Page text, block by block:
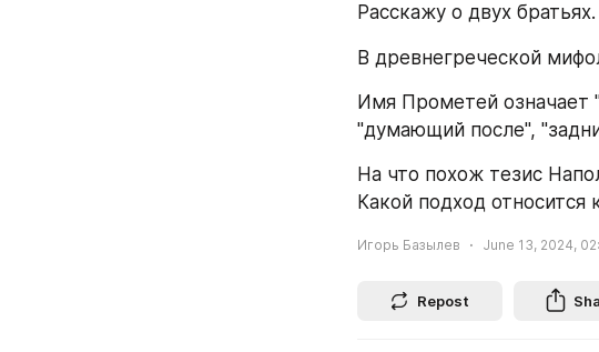
Расскажу о двух братьях.
В древнегреческой
Имя Прометей
"думающий после",
На что похож тезис
Какой подход относится
Игорь Базылев June 13, 2024,
Repost